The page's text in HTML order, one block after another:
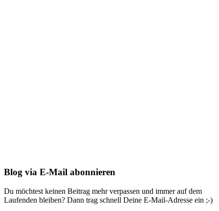
Blog via E-Mail abonnieren
Du möchtest keinen Beitrag mehr verpassen und immer auf dem
Laufenden bleiben? Dann trag schnell Deine E-Mail-Adresse ein ;-)